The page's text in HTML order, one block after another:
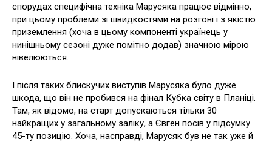
спорудах специфічна техніка Марусяка працює відмінно,
при цьому проблеми зі швидкостями на розгоні і з якістю
приземлення (хоча в цьому компоненті українець у
нинішньому сезоні дуже помітно додав) значною мірою
нівелюються.
І після таких блискучих виступів Марусяка було дуже
шкода, що він не пробився на фінал Кубка світу в Планіці.
Там, як відомо, на старт допускаються тільки 30
найкращих у загальному заліку, а Євген посів у підсумку
45-ту позицію. Хоча, насправді, Марусяк був не так уже й